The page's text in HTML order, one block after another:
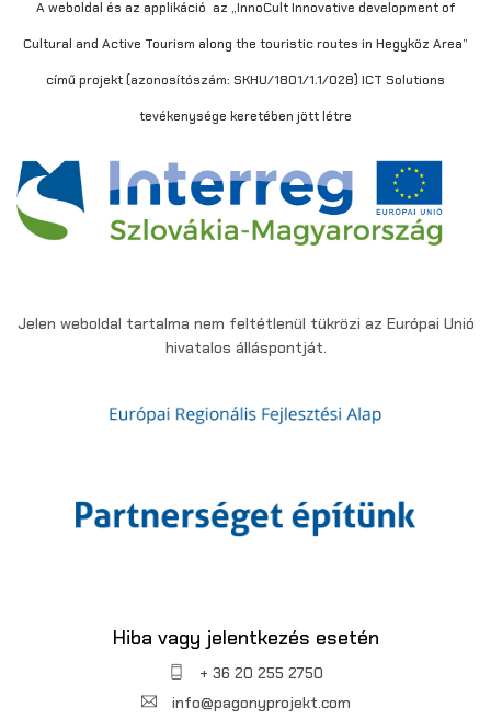
A weboldal és az applikáció az „InnoCult Innovative development of
Cultural and Active Tourism along the touristic routes in Hegyköz Area”
című projekt (azonosítószám: SKHU/1801/1.1/028) ICT Solutions
tevékenysége keretében jött létre
Jelen weboldal tartalma nem feltétlenül tükrözi az Európai Unió
hivatalos álláspontját.
Hiba vagy jelentkezés esetén
+ 36 20 255 2750
info@pagonyprojekt.com